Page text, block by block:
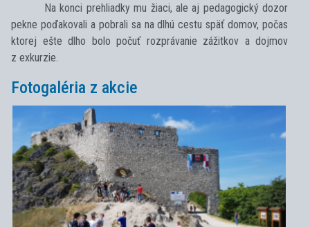
Na konci prehliadky mu žiaci, ale aj pedagogický dozor
pekne poďakovali a pobrali sa na dlhú cestu späť domov, počas
ktorej ešte dlho bolo počuť rozprávanie zážitkov a dojmov
z exkurzie.
Fotogaléria z akcie